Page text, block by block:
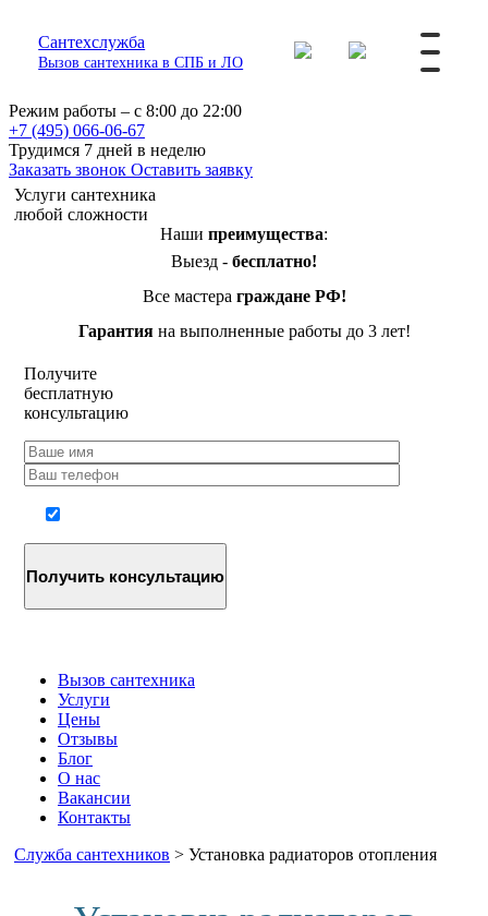
Сантехслужба
Вызов сантехника в СПБ и ЛО
Режим работы – с 8:00 до 22:00
+7 (495) 066-06-67
Трудимся 7 дней в неделю
Заказать звонок Оставить заявку
Услуги сантехника
любой сложности
Наши преимущества:
Выезд - бесплатно!
Все мастера граждане РФ!
Гарантияна выполненные работы до 3 лет!
Получите
бесплатную
консультацию
Вызов сантехника
Услуги
Цены
Отзывы
Блог
О нас
Вакансии
Контакты
Служба сантехников > Установка радиаторов отопления